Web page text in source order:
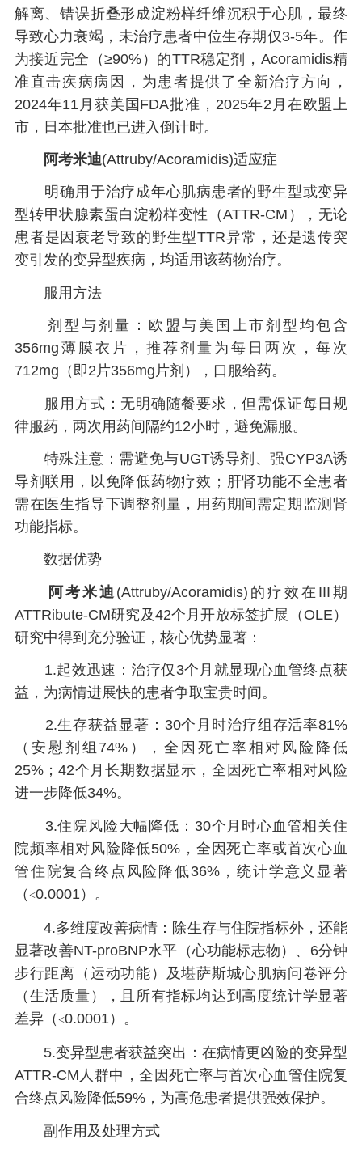
解离、错误折叠形成淀粉样纤维沉积于心肌，最终
导致心力衰竭，未治疗患者中位生存期仅3-5年。作
为接近完全（≥90%）的TTR稳定剂，Acoramidis精
准直击疾病病因，为患者提供了全新治疗方向，
2024年11月获美国FDA批准，2025年2月在欧盟上
市，日本批准也已进入倒计时。
阿考米迪(Attruby/Acoramidis)适应症
明确用于治疗成年心肌病患者的野生型或变异
型转甲状腺素蛋白淀粉样变性（ATTR-CM），无论
患者是因衰老导致的野生型TTR异常，还是遗传突
变引发的变异型疾病，均适用该药物治疗。
服用方法
剂型与剂量：欧盟与美国上市剂型均包含
356mg薄膜衣片，推荐剂量为每日两次，每次
712mg（即2片356mg片剂），口服给药。
服用方式：无明确随餐要求，但需保证每日规
律服药，两次用药间隔约12小时，避免漏服。
特殊注意：需避免与UGT诱导剂、强CYP3A诱
导剂联用，以免降低药物疗效；肝肾功能不全患者
需在医生指导下调整剂量，用药期间需定期监测肾
功能指标。
数据优势
阿考米迪 (Attruby/Acoramidis)的疗效在III期
ATTRibute-CM研究及42个月开放标签扩展（OLE）
研究中得到充分验证，核心优势显著：
1.起效迅速：治疗仅3个月就显现心血管终点获
益，为病情进展快的患者争取宝贵时间。
2.生存获益显著：30个月时治疗组存活率81%
（安慰剂组74%），全因死亡率相对风险降低
25%；42个月长期数据显示，全因死亡率相对风险
进一步降低34%。
3.住院风险大幅降低：30个月时心血管相关住
院频率相对风险降低50%，全因死亡率或首次心血
管住院复合终点风险降低36%，统计学意义显著
（ <0.0001）。
4.多维度改善病情：除生存与住院指标外，还能
显著改善NT-proBNP水平（心功能标志物）、6分钟
步行距离（运动功能）及堪萨斯城心肌病问卷评分
（生活质量），且所有指标均达到高度统计学显著
差异（ <0.0001）。
5.变异型患者获益突出：在病情更凶险的变异型
ATTR-CM人群中，全因死亡率与首次心血管住院复
合终点风险降低59%，为高危患者提供强效保护。
副作用及处理方式